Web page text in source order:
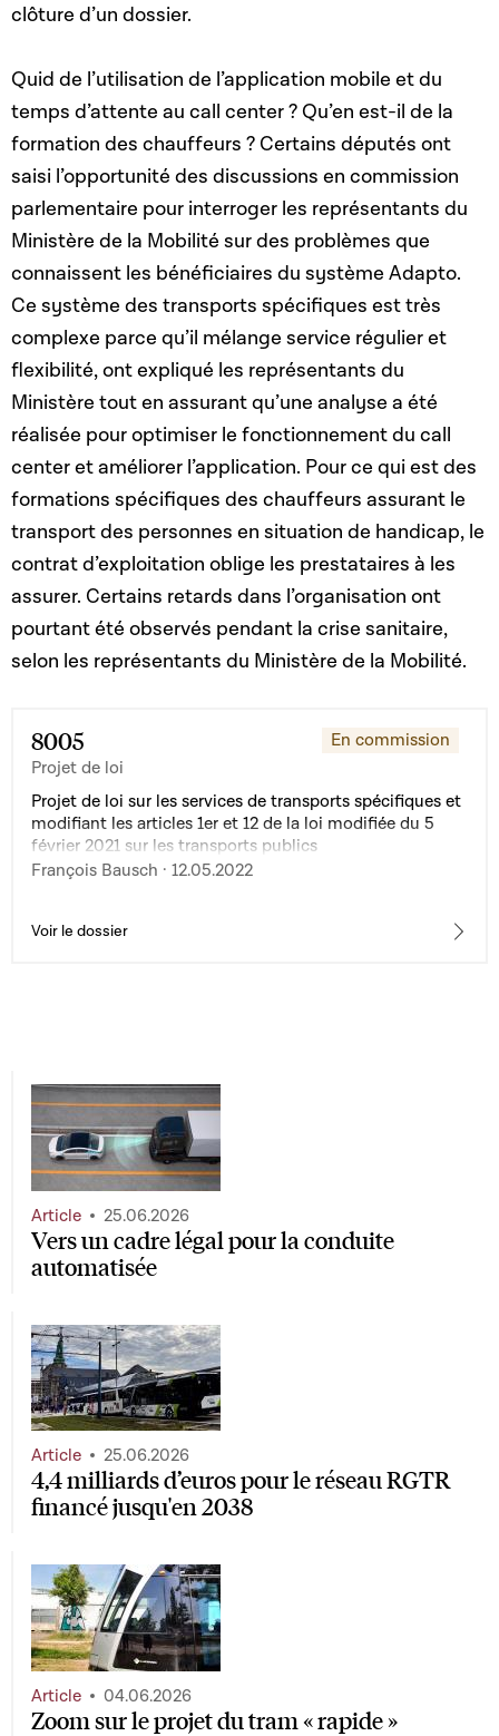
clôture d’un dossier.
Quid de l’utilisation de l’application mobile et du
temps d’attente au call center ? Qu’en est-il de la
formation des chauffeurs ? Certains députés ont
saisi l’opportunité des discussions en commission
parlementaire pour interroger les représentants du
Ministère de la Mobilité sur des problèmes que
connaissent les bénéficiaires du système Adapto.
Ce système des transports spécifiques est très
complexe parce qu’il mélange service régulier et
flexibilité, ont expliqué les représentants du
Ministère tout en assurant qu’une analyse a été
réalisée pour optimiser le fonctionnement du call
center et améliorer l’application. Pour ce qui est des
formations spécifiques des chauffeurs assurant le
transport des personnes en situation de handicap, le
contrat d’exploitation oblige les prestataires à les
assurer. Certains retards dans l’organisation ont
pourtant été observés pendant la crise sanitaire,
selon les représentants du Ministère de la Mobilité.
8005
Projet de loi
En commission
Projet de loi sur les services de transports spécifiques et
modifiant les articles 1er et 12 de la loi modifiée du 5
février 2021 sur les transports publics
François Bausch · 12.05.2022
Voir le dossier
Vers un cadre légal pour la conduite
automatisée
Article 25.06.2026
4,4 milliards d’euros pour le réseau RGTR
financé jusqu'en 2038
Article 25.06.2026
Zoom sur le projet du tram « rapide »
Article 04.06.2026